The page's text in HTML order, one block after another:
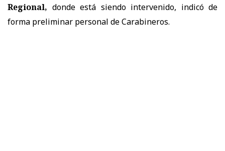
Regional, donde está siendo intervenido, indicó de
forma preliminar personal de Carabineros.